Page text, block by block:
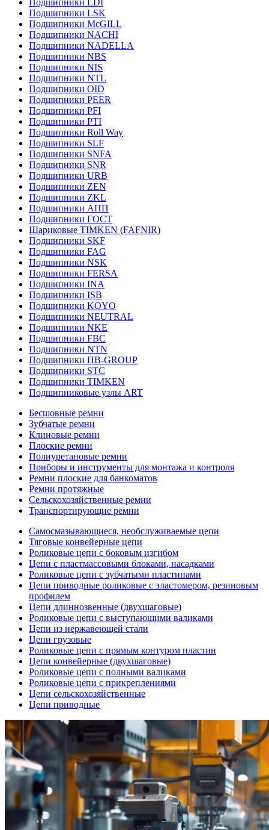
Подшипники LDI
Подшипники LSK
Подшипники McGILL
Подшипники NACHI
Подшипники NADELLA
Подшипники NBS
Подшипники NIS
Подшипники NTL
Подшипники OID
Подшипники PEER
Подшипники PFI
Подшипники PTI
Подшипники Roll Way
Подшипники SLF
Подшипники SNFA
Подшипники SNR
Подшипники URB
Подшипники ZEN
Подшипники ZKL
Подшипники АПП
Подшипники ГОСТ
Шариковые ТІMKEN (FAFNIR)
Подшипники SKF
Подшипники FAG
Подшипники NSK
Подшипники FERSA
Подшипники INA
Подшипники ISB
Подшипники KOYO
Подшипники NEUTRAL
Подшипники NKE
Подшипники FBC
Подшипники NTN
Подшипники ПВ-GROUP
Подшипники STC
Подшипники TIMKEN
Подшипниковые узлы ART
Бесшовные ремни
Зубчатые ремни
Клиновые ремни
Плоские ремни
Полиуретановые ремни
Приборы и инструменты для монтажа и контроля
Ремни плоские для банкоматов
Ремни протяжные
Сельскохозяйственные ремни
Транспортирующие ремни
Самосмазывающиеся, необслуживаемые цепи
Тяговые конвейерные цепи
Роликовые цепи с боковым изгибом
Цепи с пластмассовыми блоками, насадками
Роликовые цепи с зубчатыми пластинами
Цепи приводные роликовые с эластомером, резиновым
профилем
Цепи длиннозвенные (двухшаговые)
Роликовые цепи с выступающими валиками
Цепи из нержавеющей стали
Цепи грузовые
Роликовые цепи с прямым контуром пластин
Цепи конвейерные (двухшаговые)
Роликовые цепи с полными валиками
Роликовые цепи с прикреплениями
Цепи сельскохозяйственные
Цепи приводные